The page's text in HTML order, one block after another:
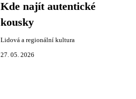
Kde najít autentické
kousky
Lidová a regionální kultura
27. 05. 2026